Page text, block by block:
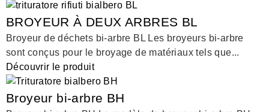
BROYEUR À DEUX ARBRES BL
Broyeur de déchets bi-arbre BL Les broyeurs bi-arbre
sont conçus pour le broyage de matériaux tels que...
Découvrir le produit
Broyeur bi-arbre BH